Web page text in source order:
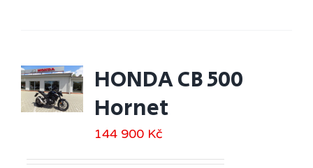
HONDA CB 500
Hornet
144 900 Kč